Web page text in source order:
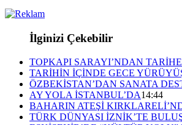
İlginizi Çekebilir
TOPKAPI SARAYI’NDAN
TARİHİN İÇİNDE GECE
ÖZBEKİSTAN’DAN SANATA
AY YOLA İSTANBUL’DA14:44
BAHARIN ATEŞİ
TÜRK DÜNYASI İZNİK’TE